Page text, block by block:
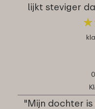
lijkt steviger
★
★
"Mijn dochter is